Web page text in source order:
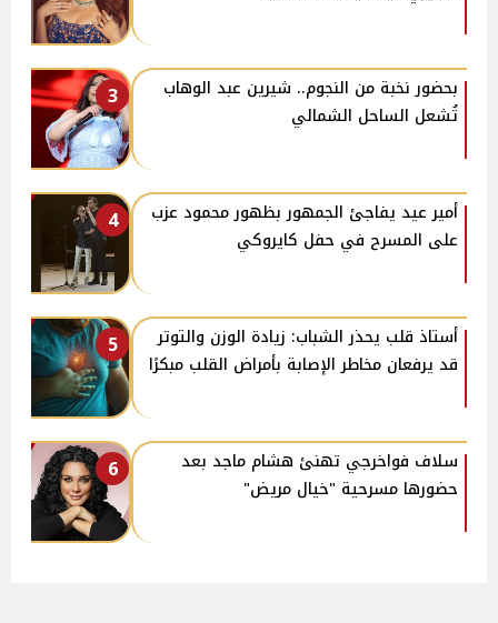
3
بحضور نخبة من النجوم.. شيرين عبد الوهاب
تُشعل الساحل الشمالي
4
أمير عيد يفاجئ الجمهور بظهور محمود عزب
على المسرح في حفل كايروكي
5
أستاذ قلب يحذر الشباب: زيادة الوزن والتوتر
قد يرفعان مخاطر الإصابة بأمراض القلب مبكرًا
6
سلاف فواخرجي تهنئ هشام ماجد بعد
حضورها مسرحية "خيال مريض"